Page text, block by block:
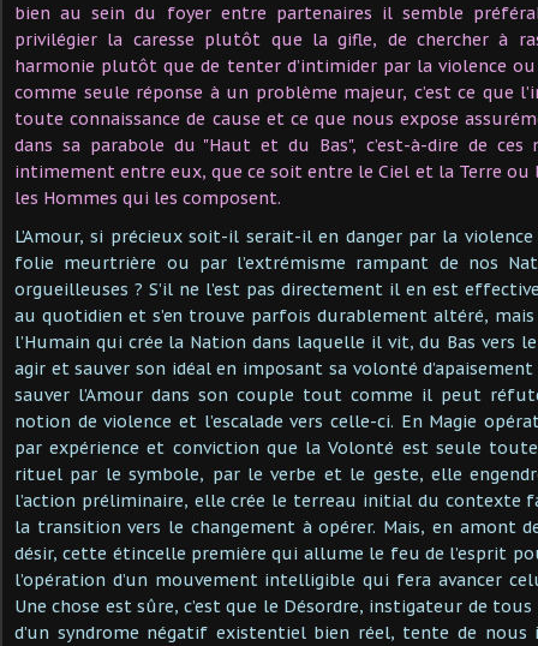
bien au sein du foyer entre partenaires il semble
privilégier la caresse plutôt que la gifle, de chercher à
harmonie plutôt que de tenter d’intimider par la violence ou
comme seule réponse à un problème majeur, c’est ce que
toute connaissance de cause et ce que nous expose
dans sa parabole du "Haut et du Bas", c’est-à-dire de
intimement entre eux, que ce soit entre le Ciel et la Terre ou
les Hommes qui les composent.
L’Amour, si précieux soit-il serait-il en danger par la
folie meurtrière ou par l’extrémisme rampant de nos
orgueilleuses ? S’il ne l’est pas directement il en est
au quotidien et s’en trouve parfois durablement altéré, mais
l’Humain qui crée la Nation dans laquelle il vit, du Bas vers
agir et sauver son idéal en imposant sa volonté
sauver l’Amour dans son couple tout comme il peut
notion de violence et l’escalade vers celle-ci. En Magie
par expérience et conviction que la Volonté est seule
rituel par le symbole, par le verbe et le geste, elle
l’action préliminaire, elle crée le terreau initial du contexte
la transition vers le changement à opérer. Mais, en amont
désir, cette étincelle première qui allume le feu de l’esprit
l’opération d’un mouvement intelligible qui fera avancer
Une chose est sûre, c’est que le Désordre, instigateur de
d’un syndrome négatif existentiel bien réel, tente de